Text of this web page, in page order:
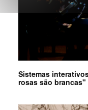
Sistemas
rosas são brancas"